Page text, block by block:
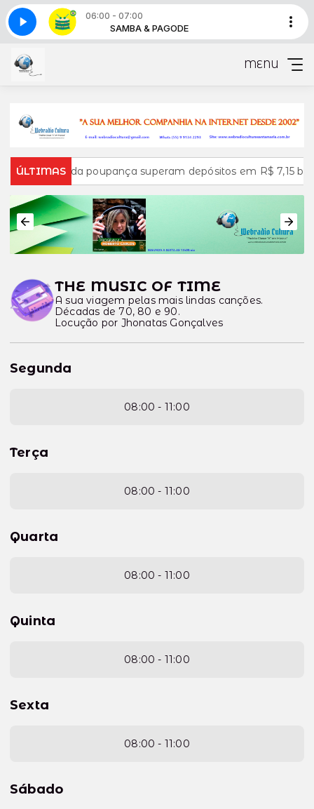
06:00 - 07:00
SAMBA & PAGODE
- BLOCO 01 SAMBA E PAGODE - BLOCO 01
MENU
ÚLTIMAS
Retiradas da poupança superam depósitos em R$ 7,15
THE MUSIC OF TIME
A sua viagem pelas mais lindas canções.
Décadas de 70, 80 e 90.
Locução por Jhonatas Gonçalves
Segunda
08:00 - 11:00
Terça
08:00 - 11:00
Quarta
08:00 - 11:00
Quinta
08:00 - 11:00
Sexta
08:00 - 11:00
Sábado